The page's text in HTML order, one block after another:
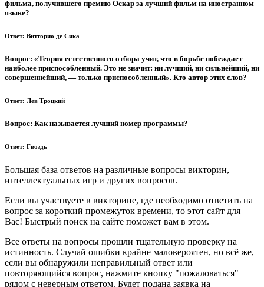
фильма, получившего премию Оскар за лучший фильм на иностранном
языке?
Ответ: Витторио де Сика
Вопрос: «Теория естественного отбора учит, что в борьбе побеждает
наиболее приспособленный. Это не значит: ни лучший, ни сильнейший, ни
совершеннейший, — только приспособленный». Кто автор этих слов?
Ответ: Лев Троцкий
Вопрос: Как называется лучший номер программы?
Ответ: Гвоздь
Большая база ответов на различные вопросы викторин,
интеллектуальных игр и других вопросов.
Если вы участвуете в викторине, где необходимо ответить на
вопрос за короткий промежуток времени, то этот сайт для
Вас! Быстрый поиск на сайте поможет вам в этом.
Все ответы на вопросы прошли тщательную проверку на
истинность. Случай ошибки крайне маловероятен, но всё же,
если вы обнаружили неправильный ответ или
повторяющийся вопрос, нажмите кнопку "пожаловаться"
рядом с неверным ответом. Будет подана заявка на